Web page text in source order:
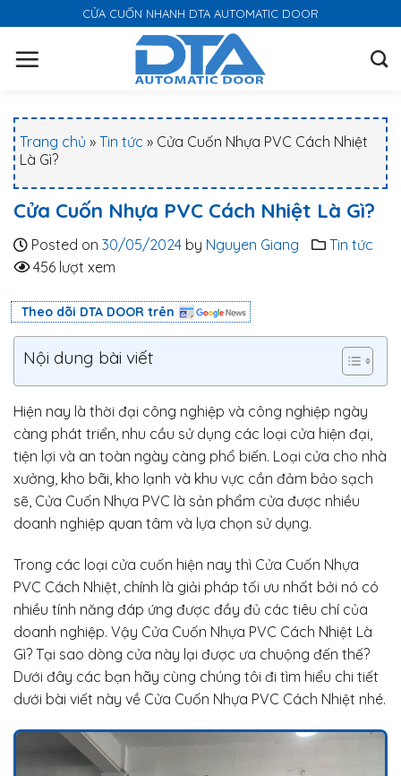
k
CỬA CUỐN NHANH DTA AUTOMATIC DOOR
Trang chủ » Tin tức » Cửa Cuốn Nhựa PVC Cách Nhiệt
Là Gì?
Cửa Cuốn Nhựa PVC Cách Nhiệt Là Gì?
Posted on 30/05/2024 by Nguyen Giang
Tin tức
456 lượt xem
Theo dõi DTA DOOR trên
Nội dung bài viết
Hiện nay là thời đại công nghiệp và công nghiệp ngày
càng phát triển, nhu cầu sử dụng các loại cửa hiện đại,
tiện lợi và an toàn ngày càng phổ biến. Loại cửa cho nhà
xưởng, kho bãi, kho lạnh và khu vực cần đảm bảo sạch
sẽ, Cửa Cuốn Nhựa PVC là sản phẩm cửa được nhiều
doanh nghiệp quan tâm và lựa chọn sử dụng.
Trong các loại cửa cuốn hiện nay thì Cửa Cuốn Nhựa
PVC Cách Nhiệt, chính là giải pháp tối ưu nhất bởi nó có
nhiều tính năng đáp ứng được đầy đủ các tiêu chí của
doanh nghiệp. Vậy Cửa Cuốn Nhựa PVC Cách Nhiệt Là
Gì? Tại sao dòng cửa này lại được ưa chuộng đến thế?
Dưới đây các bạn hãy cùng chúng tôi đi tìm hiểu chi tiết
dưới bài viết này về Cửa Cuốn Nhựa PVC Cách Nhiệt nhé.